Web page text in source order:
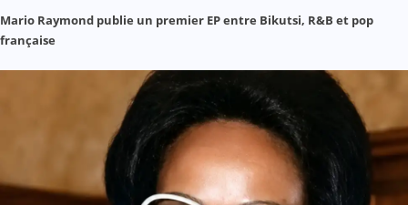
Mario Raymond publie un premier EP entre Bikutsi, R&B et pop
française